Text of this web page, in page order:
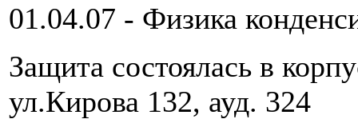
01.04.07 - Физика
Защита состоялась в
ул.Кирова 132, ауд. 324